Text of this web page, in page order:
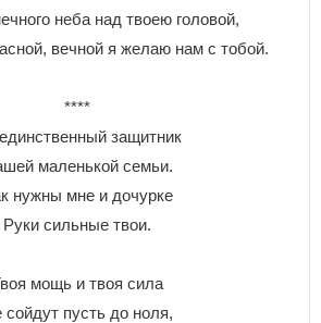
неба над твоею головой,
вечной я желаю нам с тобой.
****
защитник
маленькой семьи.
нужны мне и дочурке
Руки сильные твои.
мощь и твоя сила
сойдут пусть до ноля,